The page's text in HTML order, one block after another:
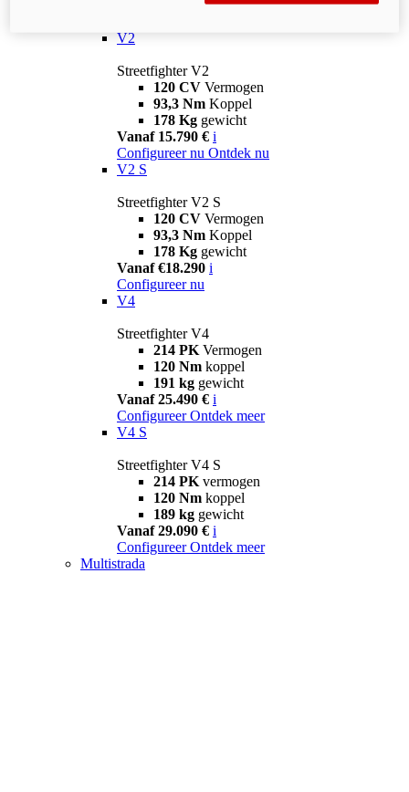
V2
Streetfighter V2
120 CV Vermogen
93,3 Nm Koppel
178 Kg gewicht
Vanaf 15.790 € i
Configureer nu Ontdek nu
V2 S
Streetfighter V2 S
120 CV Vermogen
93,3 Nm Koppel
178 Kg gewicht
Vanaf €18.290 i
Configureer nu
V4
Streetfighter V4
214 PK Vermogen
120 Nm koppel
191 kg gewicht
Vanaf 25.490 € i
Configureer Ontdek meer
V4 S
Streetfighter V4 S
214 PK vermogen
120 Nm koppel
189 kg gewicht
Vanaf 29.090 € i
Configureer Ontdek meer
Multistrada